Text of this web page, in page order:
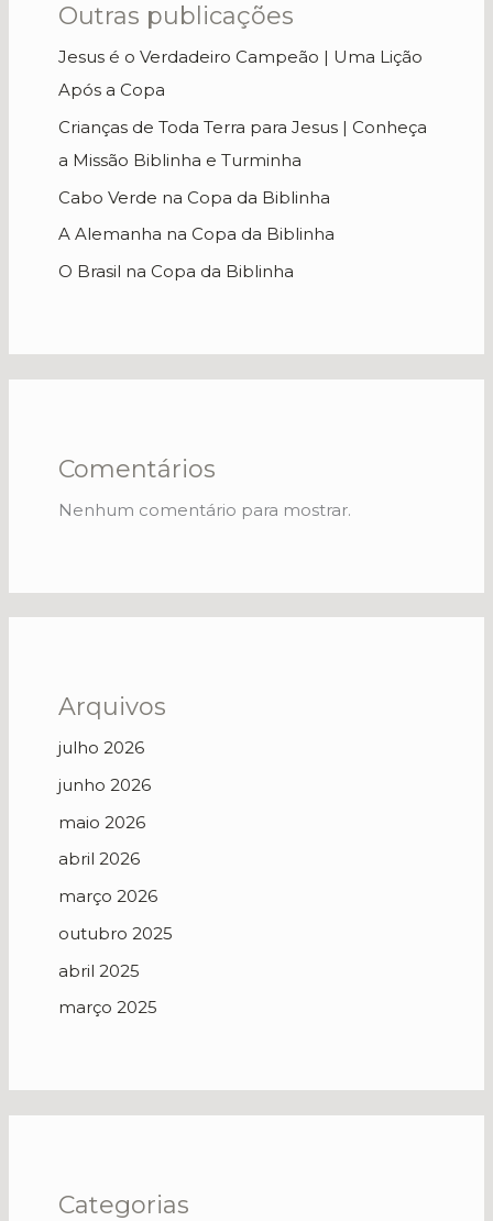
Outras publicações
Jesus é o Verdadeiro Campeão | Uma Lição
Após a Copa
Crianças de Toda Terra para Jesus | Conheça
a Missão Biblinha e Turminha
Cabo Verde na Copa da Biblinha
A Alemanha na Copa da Biblinha
O Brasil na Copa da Biblinha
Comentários
Nenhum comentário para mostrar.
Arquivos
julho 2026
junho 2026
maio 2026
abril 2026
março 2026
outubro 2025
abril 2025
março 2025
Categorias